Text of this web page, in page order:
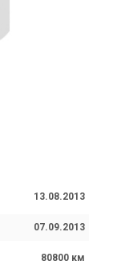
13.08.2013
07.09.2013
80800 км